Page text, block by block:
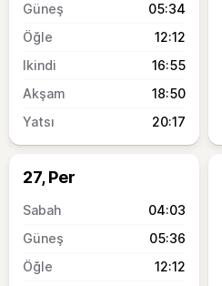
05:34
12:12
16:55
18:50
20:17
27, Per
04:03
05:36
12:12